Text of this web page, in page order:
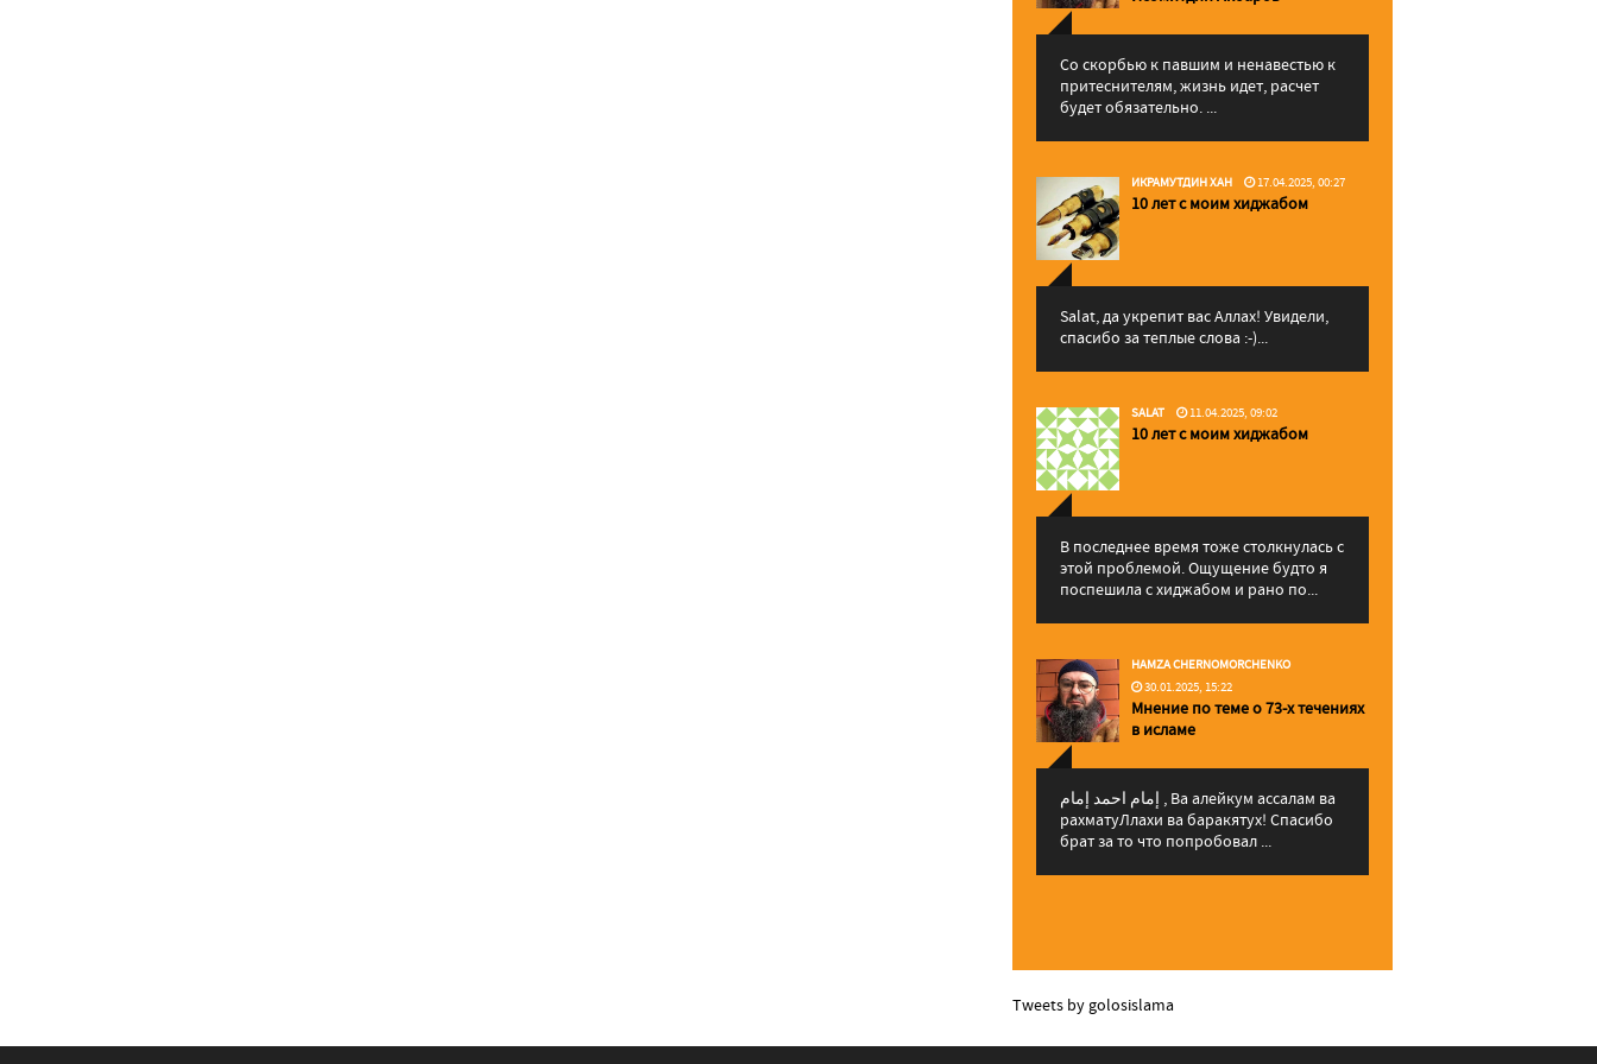
Со скорбью к павшим и ненавестью к
притеснителям, жизнь идет, расчет
будет обязательно. ...
ИКРАМУТДИН ХАН 17.04.2025, 00:27
10 лет с моим хиджабом
Salat, да укрепит вас Аллаx! Увидели,
спасибо за теплые слова :-)...
SALAT 11.04.2025, 09:02
10 лет с моим хиджабом
В последнее время тоже столкнулась с
этой проблемой. Ощущение будто я
поспешила с хиджабом и рано по...
HAMZA CHERNOMORCHENKO
30.01.2025, 15:22
Мнение по теме о 73-х течениях
в исламе
إمام احمد إمام , Ва алейкум ассалам ва
рахматуЛлахи ва баракятух! Спасибо
брат за то что попробовал ...
Tweets by golosislama